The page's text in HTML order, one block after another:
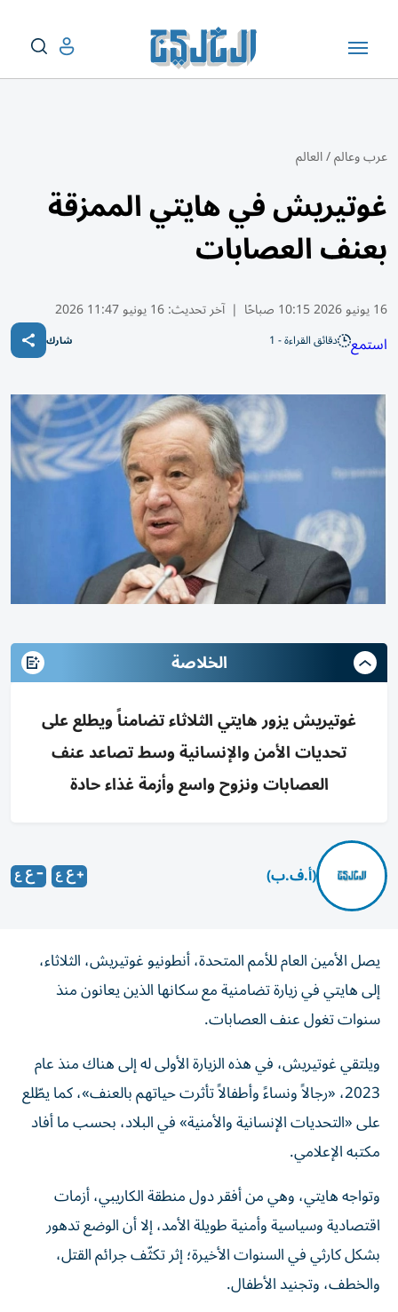
عرب وعالم/العالم
غوتيريش في هايتي الممزقة
بعنف العصابات
16 يونيو 2026 10:15 صباحًا | آخر تحديث:16 يونيو 11:47 2026
استمع دقائق القراءة - 1 شارك
الخلاصة
غوتيريش يزور هايتي الثلاثاء تضامناً ويطلع على
تحديات الأمن والإنسانية وسط تصاعد عنف
العصابات ونزوح واسع وأزمة غذاء حادة
(أ.ف.ب)
يصل الأمين العام للأمم المتحدة، أنطونيو غوتيريش، الثلاثاء،
إلى هايتي في زيارة تضامنية مع سكانها الذين يعانون منذ
سنوات تغول عنف العصابات.
ويلتقي غوتيريش، في هذه الزيارة الأولى له إلى هناك منذ عام
2023، «رجالاً ونساءً وأطفالاً تأثرت حياتهم بالعنف»، كما يطّلع
على «التحديات الإنسانية والأمنية» في البلاد، بحسب ما أفاد
مكتبه الإعلامي.
وتواجه هايتي، وهي من أفقر دول منطقة الكاريبي، أزمات
اقتصادية وسياسية وأمنية طويلة الأمد، إلا أن الوضع تدهور
بشكل كارثي في السنوات الأخيرة؛ إثر تكثّف جرائم القتل،
والخطف، وتجنيد الأطفال.